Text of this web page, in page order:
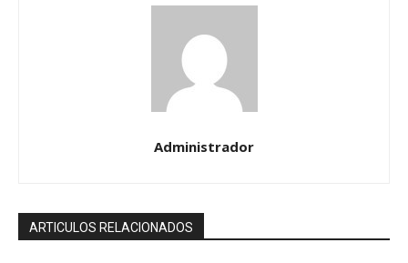
Administrador
ARTICULOS RELACIONADOS